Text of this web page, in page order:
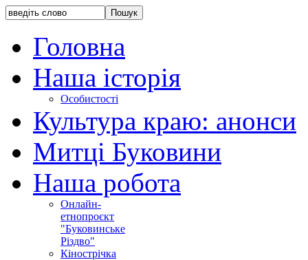
Головна
Наша історія
Особистості
Культура краю: анонси
Митці Буковини
Наша робота
Онлайн-
етнопроєкт
"Буковинське
Різдво"
Кінострічка